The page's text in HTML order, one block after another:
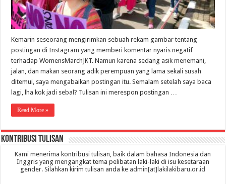
Kemarin seseorang mengirimkan sebuah rekam gambar tentang
postingan di Instagram yang memberi komentar nyaris negatif
terhadap WomensMarchJKT. Namun karena sedang asik menemani,
jalan, dan makan seorang adik perempuan yang lama sekali susah
ditemui, saya mengabaikan postingan itu. Semalam setelah saya baca
lagi, lha kok jadi sebal? Tulisan ini merespon postingan …
Read More »
Kontribusi Tulisan
Kami menerima kontribusi tulisan, baik dalam bahasa Indonesia dan
Inggris yang mengangkat tema pelibatan laki-laki di isu kesetaraan
gender. Silahkan kirim tulisan anda ke admin[at]lakilakibaru.or.id